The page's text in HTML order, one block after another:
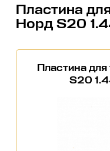
Пластина
Норд S20
Пластина
S20